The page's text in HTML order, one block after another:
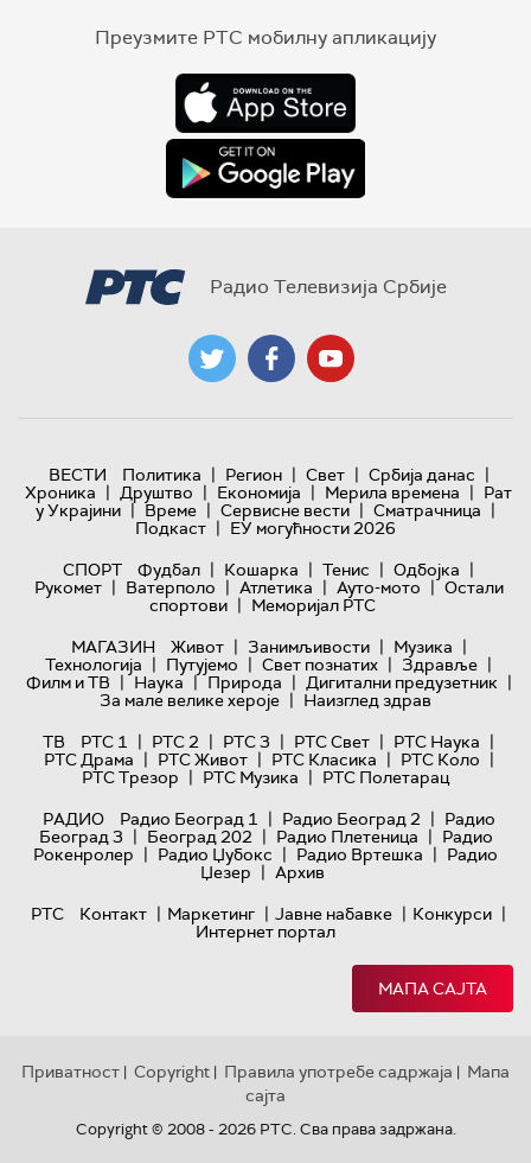
Преузмите РТС мобилну апликацију
Радио Телевизија Србије
ВЕСТИ Политика | Регион | Свет | Србија данас |
Хроника | Друштво | Економија | Мерила времена | Рат
у Украјини | Време | Сервисне вести | Сматрачница |
Подкаст | ЕУ могућности 2026
СПОРТ
Фудбал | Кошарка | Тенис | Одбојка |
Рукомет | Ватерполо | Атлетика | Ауто-мото | Остали
спортови | Меморијал РТС
МАГАЗИН
Живот | Занимљивости | Музика |
Технологијa | Путујемо | Свет познатих | Здравље |
Филм и ТВ | Наука | Природа | Дигитални предузетник |
За мале велике хероје | Наизглед здрав
ТВ
РТС 1 | РТС 2 | РТС 3 | РТС Свет | РТС Наука |
РТС Драма | РТС Живот | РТС Класика | РТС Коло |
РТС Трезор | РТС Музика | РТС Полетарац
РАДИО
Радио Београд 1 | Радио Београд 2 | Радио
Београд 3 | Београд 202 | Радио Плетеница | Радио
Рокенролер | Радио Џубокс | Радио Вртешка | Радио
Џезер | Архив
РТС
Контакт | Маркетинг | Јавне набавке | Конкурси |
Интернет портал
МАПА САЈТА
Приватност | Copyright | Правила употребе садржаја | Мапа
сајта
Copyright © 2008 - 2026 РТС. Сва права задржана.